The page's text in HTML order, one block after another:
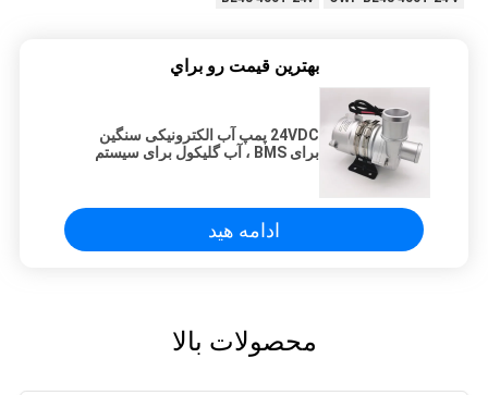
بهترين قيمت رو براي
24VDC پمپ آب الکترونیکی سنگین
برای BMS ، آب گلیکول برای سیستم
ادامه هید
محصولات بالا